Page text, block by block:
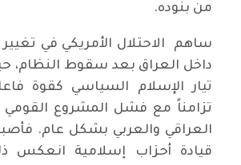
من بنوده.
ساهم الاحتلال الأمريكي في تغيير
داخل العراق بعد سقوط النظام،
تيار الإسلام السياسي كقوة
تزامناً مع فشل المشروع القومي
العراقي والعربي بشكل عام.
قيادة أحزاب إسلامية انعكس